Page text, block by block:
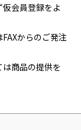
会員登録をよ
からのご発注
商品の提供を